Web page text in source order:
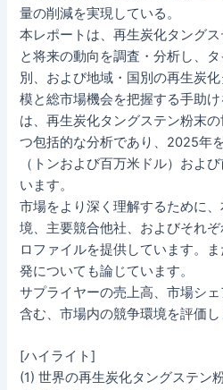
量の削減を実現している。
本レポートは、再生炭化タング
と将来の動向を調査・分析し、
別、および地域・国別の再生炭
模と総市場機会を把握する手助
は、再生炭化タングステン粉末
つ包括的な分析であり、2025年
（トンおよび百万米ドル）およ
います。
市場をより深く理解するために
境、主要競合他社、およびそれ
ロファイルを提供しています。
発についても論じています。
サプライヤーの売上高、市場シ
含む、市場内の競争環境を評価し
[ハイライト]
(1) 世界の再生炭化タングステン